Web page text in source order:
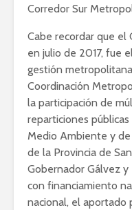
Corredor Sur
Cabe recordar que el
en julio de 2017, fue
gestión
Coordinación
la participación de
reparticiones
Medio Ambiente y
de la Provincia de
Gobernador Gálvez y
con financiamiento
nacional, el aportado